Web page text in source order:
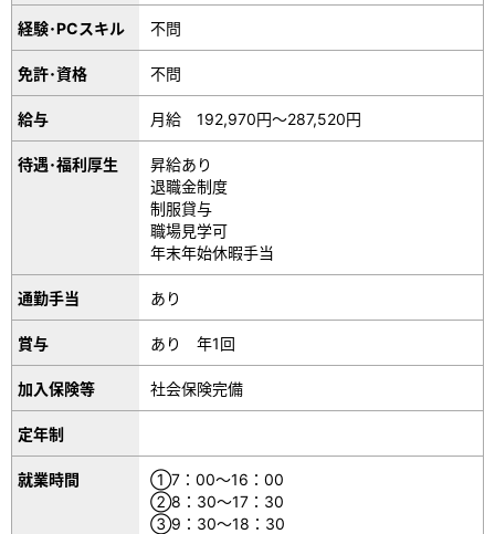
経験･PCスキル 不問
免許･資格 不問
給与 月給 192,970円～287,520円
待遇･福利厚生
昇給あり
退職金制度
制服貸与
職場見学可
年末年始休暇手当
通勤手当 あり
賞与 あり 年1回
加入保険等 社会保険完備
定年制
就業時間
①7：00～16：00
②8：30～17：30
③9：30～18：30